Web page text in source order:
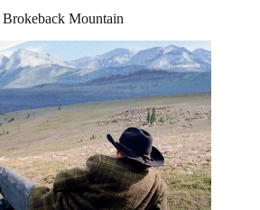
Brokeback Mountain